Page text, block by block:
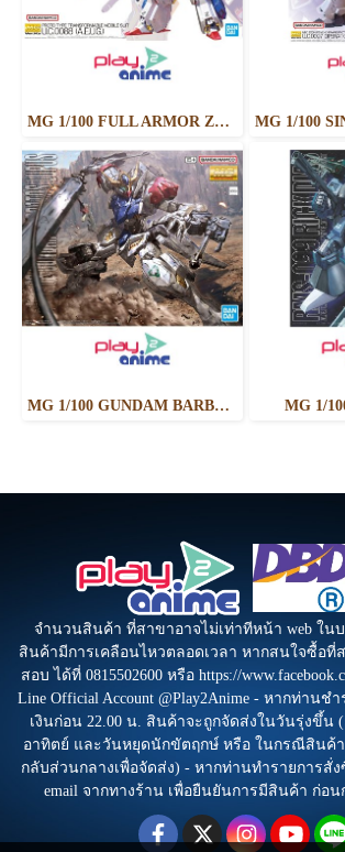
MG 1/100 FULL ARMOR ZZ GUNDAM Ver.Ka
MG 1/100 GUNDAM BARBATOS LUPUS MG 1/
จำนวนสินค้า ที่สาขาอาจไม่เท่าทีหน้า web ในบ
สินค้ามีการเคลือนไหวตลอดเวลา หากสนใจซื้อที่
สอบ ได้ที่ 0815502600 หรือ https://
Line Official Account @Play2Anime - หากท่านช
เงินก่อน 22.00 น. สินค้าจะถูกจัดส่งในวันรุ่งขึ้น
อาทิตย์ และวันหยุดนักขัตฤกษ์ หรือ ในกรณีสินค้
กลับส่วนกลางเพื่อจัดส่ง) - หากท่านทำรายการสั่
email จากทางร้าน เพื่อยืนยันการมีสินค้า ก่อน